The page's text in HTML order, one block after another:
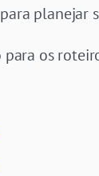
planejar
os